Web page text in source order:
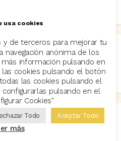
de la prima media de los
la prima media en ramos no
usa cookies
y de terceros para mejorar tu
navegación anónima de los
información pulsando en
cookies pulsando el botón
las cookies pulsando el
pulsando en el
Cookies".
Todo Aceptar Todo
más